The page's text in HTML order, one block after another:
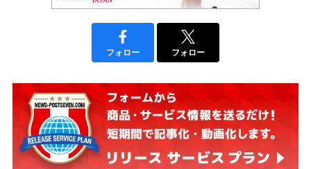
フォロー フォロー